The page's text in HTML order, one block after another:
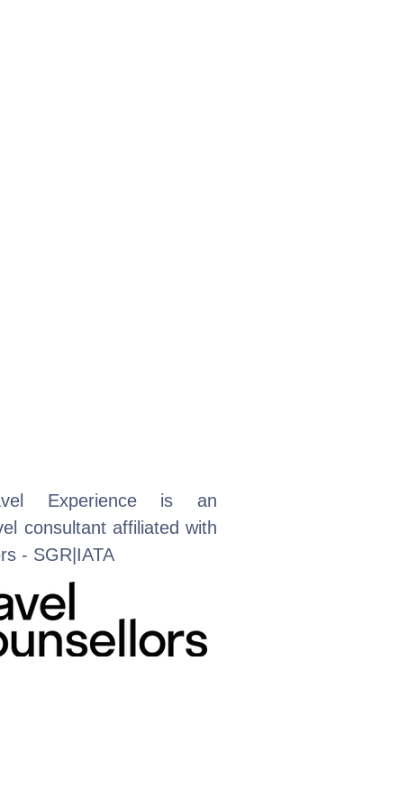
Experience is an
consultant affiliated with
- SGR|IATA